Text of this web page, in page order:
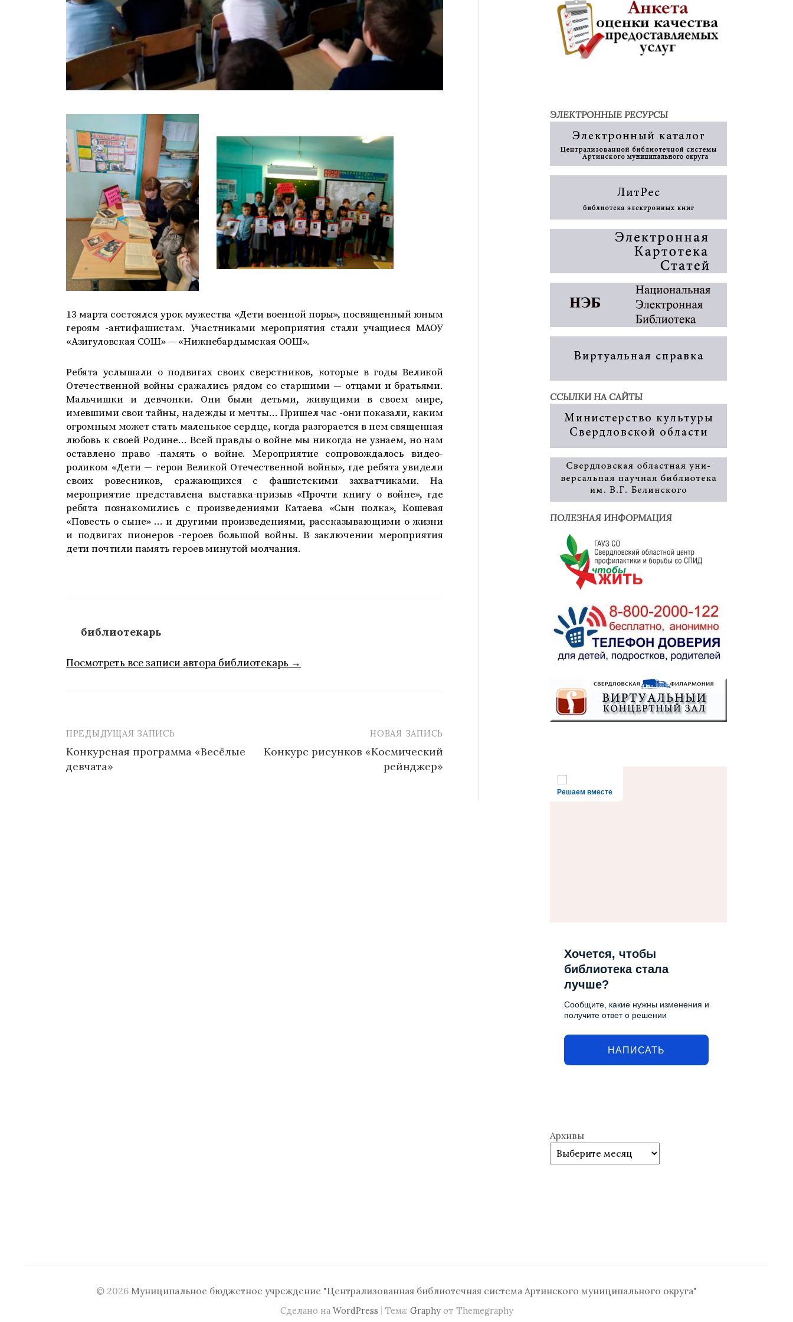
13 марта состоялся урок мужества «Дети военной поры», посвященный юным
героям -антифашистам. Участниками мероприятия стали учащиеся МАОУ
«Азигуловская СОШ» — «Нижнебардымская ООШ».
Ребята услышали о подвигах своих сверстников, которые в годы Великой
Отечественной войны сражались рядом со старшими — отцами и братьями.
Мальчишки и девчонки. Они были детьми, живущими в своем мире,
имевшими свои тайны, надежды и мечты… Пришел час -они показали, каким
огромным может стать маленькое сердце, когда разгорается в нем священная
любовь к своей Родине… Всей правды о войне мы никогда не узнаем, но нам
оставлено право -память о войне. Мероприятие сопровождалось видео-
роликом «Дети — герои Великой Отечественной войны», где ребята увидели
своих ровесников, сражающихся с фашистскими захватчиками. На
мероприятие представлена выставка-призыв «Прочти книгу о войне», где
ребята познакомились с произведениями Катаева «Сын полка», Кошевая
«Повесть о сыне» … и другими произведениями, рассказывающими о жизни
и подвигах пионеров -героев большой войны. В заключении мероприятия
дети почтили память героев минутой молчания.
библиотекарь
Посмотреть все записи автора библиотекарь →
Навигация
по
ПРЕДЫДУЩАЯ ЗАПИСЬ
Конкурсная программа «Весёлые
девчата»
НОВАЯ ЗАПИСЬ
Конкурс рисунков «Космический
рейнджер»
ЭЛЕКТРОННЫЕ РЕСУРСЫ
ССЫЛКИ НА САЙТЫ
ПОЛЕЗНАЯ ИНФОРМАЦИЯ
Решаем вместе
Хочется, чтобы
библиотека стала
лучше?
Сообщите, какие нужны изменения и
получите ответ о решении
НАПИСАТЬ
Архивы
© 2026 Муниципальное бюджетное учреждение "Централизованная библиотечная система Артинского муниципального округа"
Сделано на WordPress | Тема: Graphyот Themegraphy